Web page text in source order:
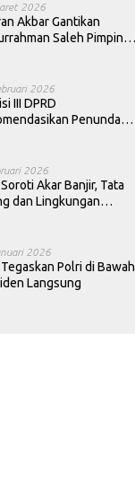
2026
Akbar Gantikan
Saleh Pimpin
2026
III DPRD
Penundaan
2026
Soroti Akar Banjir, Tata
dan Lingkungan
2026
Tegaskan Polri di Bawah
Langsung